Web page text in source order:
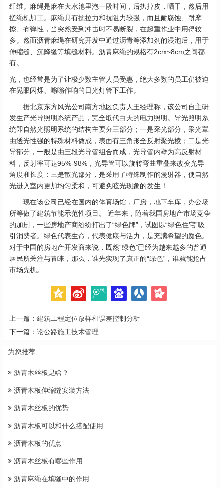
纤维。麻绳是麻在大水池里泡一段时间，后扒掉皮，晒干，然后用
搓绳机加工。麻绳具有抗拉力和抗阻力较强，而且耐腐蚀、耐摩
擦、有弹性，当突然受到冲击时不易断裂，在起重作业中用得较
多。然而沥青麻绳在研究开发中通过沥青等添加剂的浸泡后，用于
伸缩缝、沉降缝等填缝材料。沥青麻绳的规格有2cm~8cm之间都
有。
光，也经常是为了让极少数主管人员受惠，绝大多数的员工仍被迫
在晃眼闪烁、嗡嗡作响的日光灯管下工作。
据北京东方风光公司南方地区负责人王经理称，该公司自主研
发生产光导照明系统产品，完全取代白天的电力照明。导光照明系
统即自然光照明系统的结构主要分三部分；一是采光部分，采光罩
由透光性强的特殊材料做成，表面有三角形全反射聚光棱；二是光
导部分，一般是由三段光导管组合而成，光导管内壁为高反射材
料，反射率可达95%-98%，光导管可以旋转弯曲重叠来改变光导
角度和长度；三是散光部分，是采用了特殊制作的漫射器，使自然
光进入室内更加均匀柔和，可避免眩光现象的发生！
现在该公司已经在国内的体育场馆，厂房，地下车库，办公场
所等做了建筑节能示范性项目。 近年来，随着我国房地产市场竞争
的加剧，一些房地产商纷纷打出了“绿色牌”，试图以“绿色住宅”吸
引消费者。绿色代表生命，代表健康与活力，是充满希望的颜色。
对于中国的房地产开发商来说，既然“绿色”已经为越来越多的普通
居民所关注与青睐，那么，谁先实现了真正的“绿色”，谁就能抢占
市场先机。
上一篇： 建筑工程定位放样和误差控制分析
下一篇： 论公路施工技术管理
为您推荐
沥青木丝板是啥？
沥青木板伸缩缝安装方法
沥青木丝板的优势
沥青木板可以和什么搭配使用
沥青木板的优点
沥青木丝板有哪些作用
沥青麻绳在填缝中的作用